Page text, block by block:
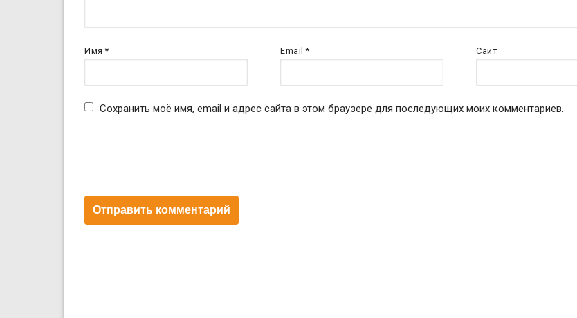
Имя* Email* Сайт
Сохранить моё имя, email и адрес сайта в этом браузере для последующих моих комментариев.